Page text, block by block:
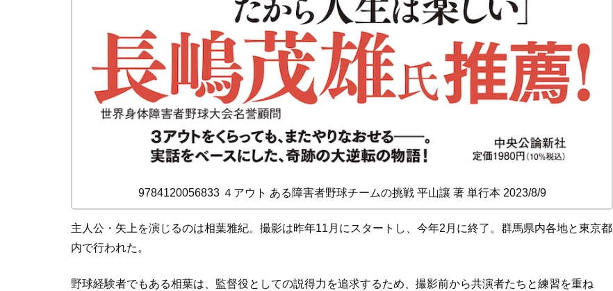
9784120056833 ４アウト ある障害者野球チームの挑戦 平山讓 著 単行本 2023/8/9
主人公・矢上を演じるのは相葉雅紀。撮影は昨年11月にスタートし、今年2月に終了。群馬県内各地と東京都
内で行われた。
野球経験者でもある相葉は、監督役としての説得力を追求するため、撮影前から共演者たちと練習を重ね